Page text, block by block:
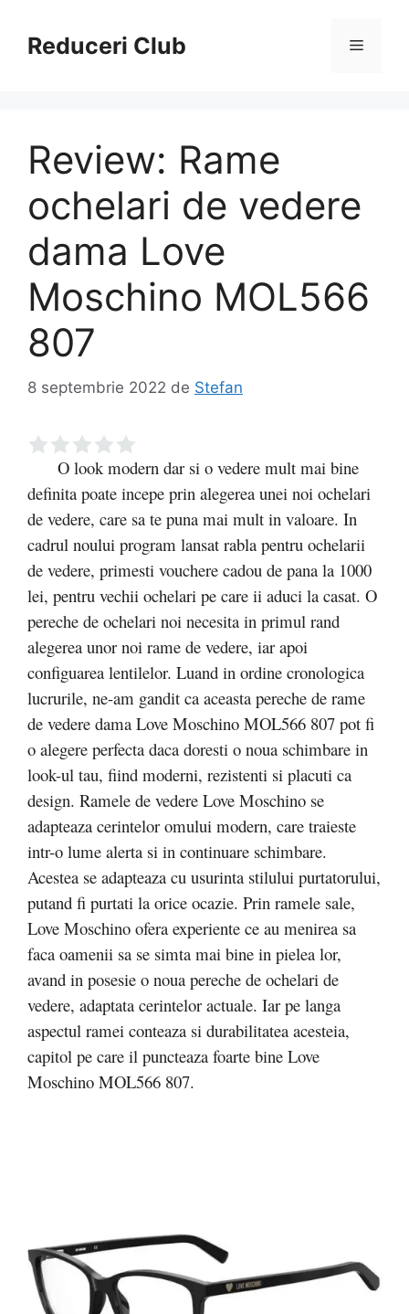
conținutReduceri Club Meniu
Review: Rame
ochelari de vedere
dama Love
Moschino MOL566
807
8 septembrie 2022 de Stefan
O look modern dar si o vedere mult mai bine
definita poate incepe prin alegerea unei noi ochelari
de vedere, care sa te puna mai mult in valoare. In
cadrul noului program lansat rabla pentru ochelarii
de vedere, primesti vouchere cadou de pana la 1000
lei, pentru vechii ochelari pe care ii aduci la casat. O
pereche de ochelari noi necesita in primul rand
alegerea unor noi rame de vedere, iar apoi
configuarea lentilelor. Luand in ordine cronologica
lucrurile, ne-am gandit ca aceasta pereche de rame
de vedere dama Love Moschino MOL566 807 pot fi
o alegere perfecta daca doresti o noua schimbare in
look-ul tau, fiind moderni, rezistenti si placuti ca
design. Ramele de vedere Love Moschino se
adapteaza cerintelor omului modern, care traieste
intr-o lume alerta si in continuare schimbare.
Acestea se adapteaza cu usurinta stilului purtatorului,
putand fi purtati la orice ocazie. Prin ramele sale,
Love Moschino ofera experiente ce au menirea sa
faca oamenii sa se simta mai bine in pielea lor,
avand in posesie o noua pereche de ochelari de
vedere, adaptata cerintelor actuale. Iar pe langa
aspectul ramei conteaza si durabilitatea acesteia,
capitol pe care il puncteaza foarte bine Love
Moschino MOL566 807.